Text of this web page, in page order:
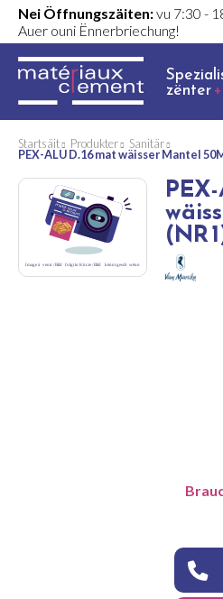
Nei Öffnungszäiten:vu 7:30 -
Auer ouni Ënnerbriechung!
zënter+
Startsäit Produkter Sanitär
PEX-ALU D.16 mat wäisser Mantel
(NR